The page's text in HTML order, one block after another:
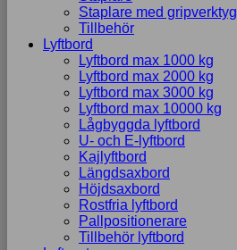
Staplare med gripverktyg
Tillbehör
Lyftbord
Lyftbord max 1000 kg
Lyftbord max 2000 kg
Lyftbord max 3000 kg
Lyftbord max 10000 kg
Lågbyggda lyftbord
U- och E-lyftbord
Kajlyftbord
Längdsaxbord
Höjdsaxbord
Rostfria lyftbord
Pallpositionerare
Tillbehör lyftbord